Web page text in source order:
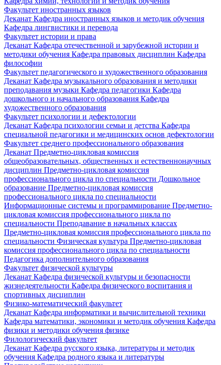
Факультет иностранных языков
Деканат Кафедра иностранных языков и методик обучения
Кафедра лингвистики и перевода
Факультет истории и права
Деканат Кафедра отечественной и зарубежной истории и
методики обучения Кафедра правовых дисциплин Кафедра
философии
Факультет педагогического и художественного образования
Деканат Кафедра музыкального образования и методики
преподавания музыки Кафедра педагогики Кафедра
дошкольного и начального образования Кафедра
художественного образования
Факультет психологии и дефектологии
Деканат Кафедра психологии семьи и детства Кафедра
специальной педагогики и медицинских основ дефектологии
Факультет среднего профессионального образования
Деканат Предметно-цикловая комиссия
общеобразовательных, общественных и естественнонаучных
дисциплин Предметно-цикловая комиссия
профессионального цикла по специальности Дошкольное
образование Предметно-цикловая комиссия
профессионального цикла по специальности
Информационные системы и программирование Предметно-
цикловая комиссия профессионального цикла по
специальности Преподавание в начальных классах
Предметно-цикловая комиссия профессионального цикла по
специальности Физическая культура Предметно-цикловая
комиссия профессионального цикла по специальности
Педагогика дополнительного образования
Факультет физической культуры
Деканат Кафедра физической культуры и безопасности
жизнедеятельности Кафедра физического воспитания и
спортивных дисциплин
Физико-математический факультет
Деканат Кафедра информатики и вычислительной техники
Кафедра математики, экономики и методик обучения Кафедра
физики и методики обучения физике
Филологический факультет
Деканат Кафедра русского языка, литературы и методик
обучения Кафедра родного языка и литературы